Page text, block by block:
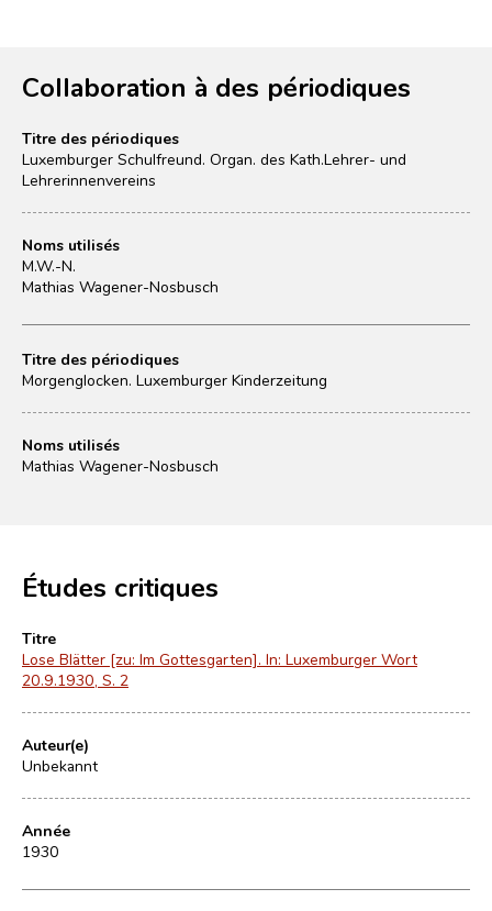
Collaboration à des périodiques
Titre des périodiques
Luxemburger Schulfreund. Organ. des Kath.Lehrer- und
Lehrerinnenvereins
Noms utilisés
M.W.-N.
Mathias Wagener-Nosbusch
Titre des périodiques
Morgenglocken. Luxemburger Kinderzeitung
Noms utilisés
Mathias Wagener-Nosbusch
Études critiques
Titre
Lose Blätter [zu: Im Gottesgarten]. In: Luxemburger Wort
20.9.1930, S. 2
Auteur(e)
Unbekannt
Année
1930